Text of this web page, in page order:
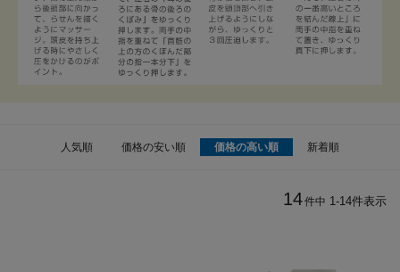
人気順 価格の安い順 価格の高い順 新着順
14件中 1-14件表示